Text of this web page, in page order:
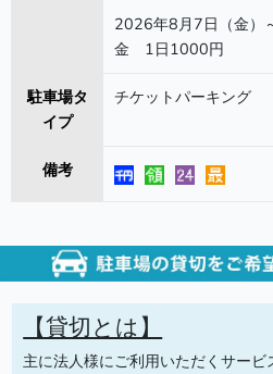
2026年8月7日（金
金 1日1000円
駐車場タ
イプ
チケットパーキング
備考
【貸切とは】
主に法人様にご利用いただくサー